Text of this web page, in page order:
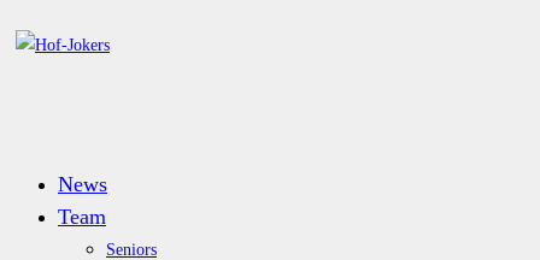
News
Team
Seniors